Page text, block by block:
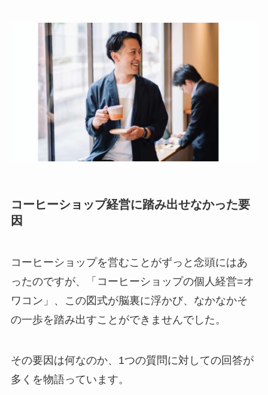
コーヒーショップ経営に踏み出せなかった要
因
コーヒーショップを営むことがずっと念頭にはあ
ったのですが、「コーヒーショップの個人経営=オ
ワコン」、この図式が脳裏に浮かび、なかなかそ
の一歩を踏み出すことができませんでした。
その要因は何なのか、1つの質問に対しての回答が
多くを物語っています。